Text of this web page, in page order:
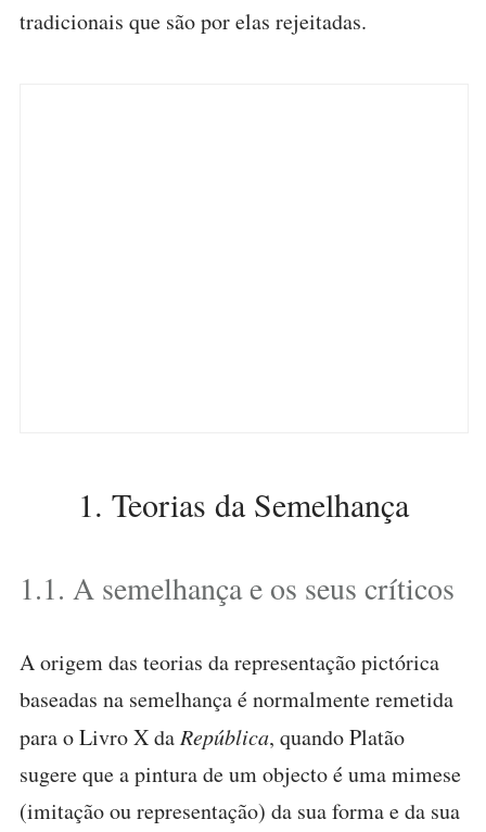
tradicionais que são por elas rejeitadas.
1. Teorias da Semelhança
1.1. A semelhança e os seus críticos
A origem das teorias da representação pictórica
baseadas na semelhança é normalmente remetida
para o Livro X da República, quando Platão
sugere que a pintura de um objecto é uma mimese
(imitação ou representação) da sua forma e da sua